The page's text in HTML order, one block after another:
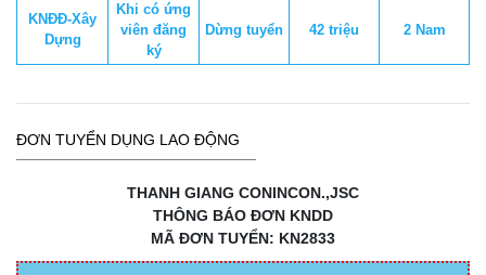
KNĐĐ-Xây
Dựng
Khi có ứng
viên đăng
ký
Dừng tuyển 42 triệu 2 Nam
ĐƠN TUYỂN DỤNG LAO ĐỘNG
THANH GIANG CONINCON.,JSC
THÔNG BÁO ĐƠN KNDD
MÃ ĐƠN TUYỂN: KN2833